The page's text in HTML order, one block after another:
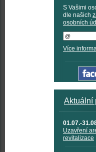
S Vašimi
dle našich
osobních
Více
Aktuální
01.07.-
Uzavření
revitalizace